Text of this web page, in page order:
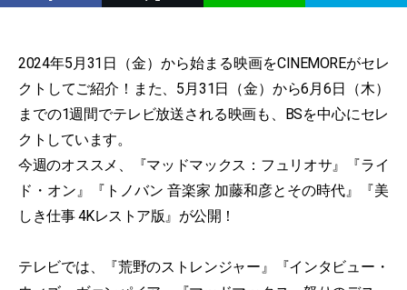
2024年5月31日（金）から始まる映画をCINEMOREがセレ
クトしてご紹介！また、5月31日（金）から6月6日（木）
までの1週間でテレビ放送される映画も、BSを中心にセレ
クトしています。
今週のオススメ、『マッドマックス：フュリオサ』『ライ
ド・オン』『トノバン 音楽家 加藤和彦とその時代』『美
しき仕事 4Kレストア版』が公開！
テレビでは、『荒野のストレンジャー』『インタビュー・